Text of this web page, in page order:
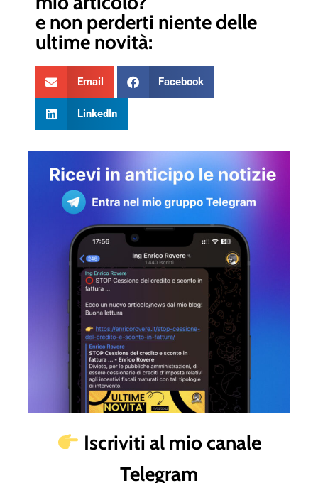
e non perderti niente delle
ultime novità:
Email Facebook
LinkedIn
Iscriviti al mio canale
Telegram